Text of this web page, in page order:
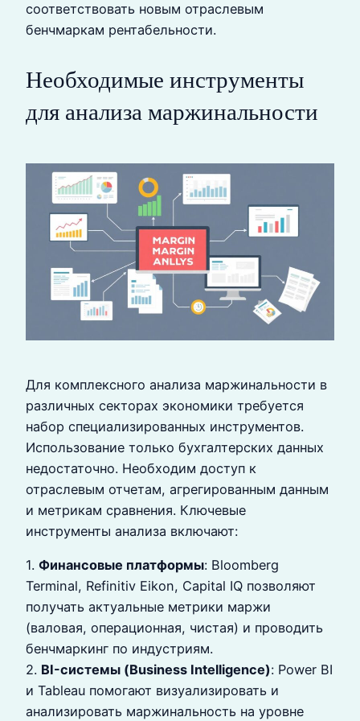
соответствовать новым отраслевым
бенчмаркам рентабельности.
Необходимые инструменты
для анализа маржинальности
Для комплексного анализа маржинальности в
различных секторах экономики требуется
набор специализированных инструментов.
Использование только бухгалтерских данных
недостаточно. Необходим доступ к
отраслевым отчетам, агрегированным данным
и метрикам сравнения. Ключевые
инструменты анализа включают:
1. Финансовые платформы: Bloomberg
Terminal, Refinitiv Eikon, Capital IQ позволяют
получать актуальные метрики маржи
(валовая, операционная, чистая) и проводить
бенчмаркинг по индустриям.
2. BI-системы (Business Intelligence): Power BI
и Tableau помогают визуализировать и
анализировать маржинальность на уровне